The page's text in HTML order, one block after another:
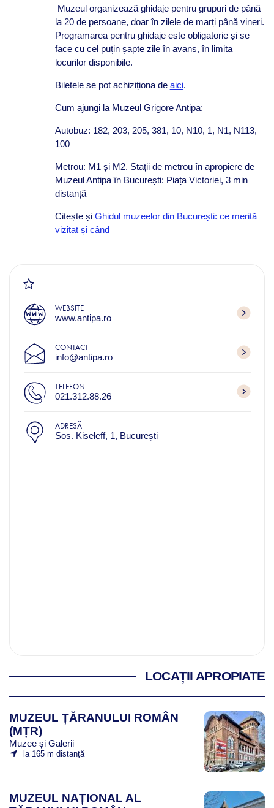
Muzeul organizează ghidaje pentru grupuri de până
la 20 de persoane, doar în zilele de marți până vineri.
Programarea pentru ghidaje este obligatorie și se
face cu cel puțin șapte zile în avans, în limita
locurilor disponibile.
Biletele se pot achiziționa de aici.
Cum ajungi la Muzeul Grigore Antipa:
Autobuz: 182, 203, 205, 381, 10, N10, 1, N1, N113,
100
Metrou: M1 și M2. Stații de metrou în apropiere de
Muzeul Antipa în București: Piața Victoriei, 3 min
distanță
Citește și Ghidul muzeelor din București: ce merită
vizitat și când
WEBSITE
www.antipa.ro
CONTACT
info@antipa.ro
TELEFON
021.312.88.26
ADRESĂ
Sos. Kiseleff, 1, București
LOCAȚII APROPIATE
MUZEUL ȚĂRANULUI ROMÂN
(MȚR)
Muzee și Galerii
la 165 m distanță
MUZEUL NAȚIONAL AL